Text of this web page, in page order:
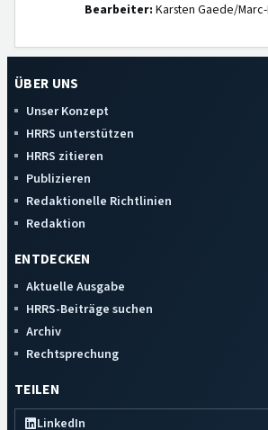
Bearbeiter: Karsten Gaede/
ÜBER UNS
Unser Konzept
HRRS unterstützen
HRRS zitieren
Publizieren
Redaktionelle Richtlinien
Redaktion
ENTDECKEN
Aktuelle Ausgabe
HRRS-Beiträge suchen
Archiv
Rechtsprechung
TEILEN
LinkedIn